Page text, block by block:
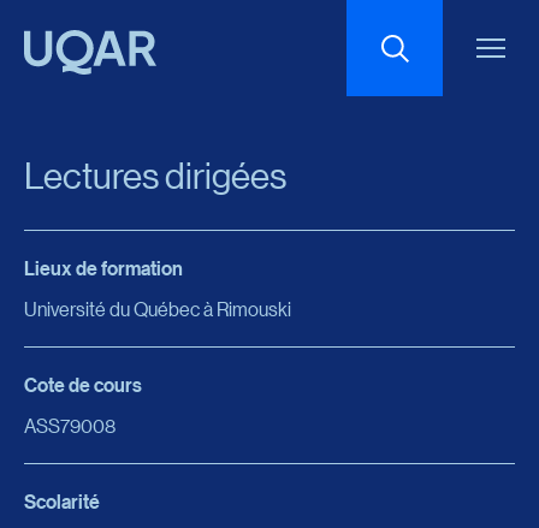
Taille du texte
Espacement du texte
Lectures dirigées
Lieux de formation
Université du Québec à Rimouski
Cote de cours
ASS79008
Scolarité